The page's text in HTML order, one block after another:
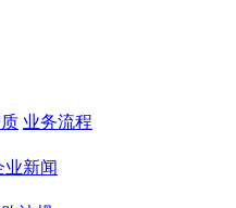
业务流程
业新闻